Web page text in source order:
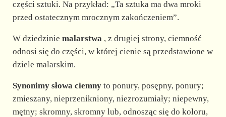
części sztuki. Na przykład: „Ta sztuka ma dwa mroki
przed ostatecznym mrocznym zakończeniem”.
W dziedzinie malarstwa, z drugiej strony, ciemność
odnosi się do części, w której cienie są przedstawione w
dziele malarskim.
Synonimy słowa ciemnyto ponury, posępny, ponury;
zmieszany, nieprzenikniony, niezrozumiały; niepewny,
mętny; skromny, skromny lub, odnosząc się do koloru,